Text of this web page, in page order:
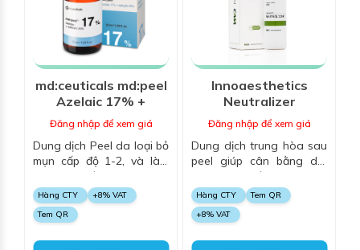
md:ceuticals md:peel
Azelaic 17% +
Salicylic 20%
Đăng nhập để xem giá
Dung dịch Peel da loại bỏ
mụn cấp độ 1-2, và làm
sáng da, với Azelaic Acid
và Salicylic Acid, làm sạch
mụn, giảm sắc tố và cải
thiện độ sáng cho làn da
Hàng CTY
+8% VAT
Tem QR
Innoaesthetics
Neutralizer
Đăng nhập để xem giá
Dung dịch trung hòa sau
peel giúp cân bằng da,
làm dịu da tức thì sau khi
peel, trung hòa acid trên
da giúp kiểm soát sự xâm
nhập của các alpha-
hydroxy acid vào da,
Hàng CTY
Tem QR
+8% VAT